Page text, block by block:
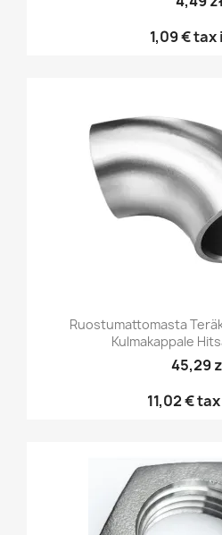
1,09 €tax
Ruostumattomasta
Kulmakappale
45,29
11,02 €tax